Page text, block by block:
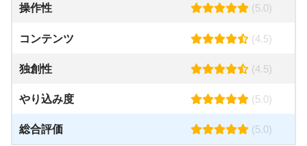
操作性 (5.0)
コンテンツ (4.5)
独創性 (4.5)
やり込み度 (5.0)
総合評価 (5.0)